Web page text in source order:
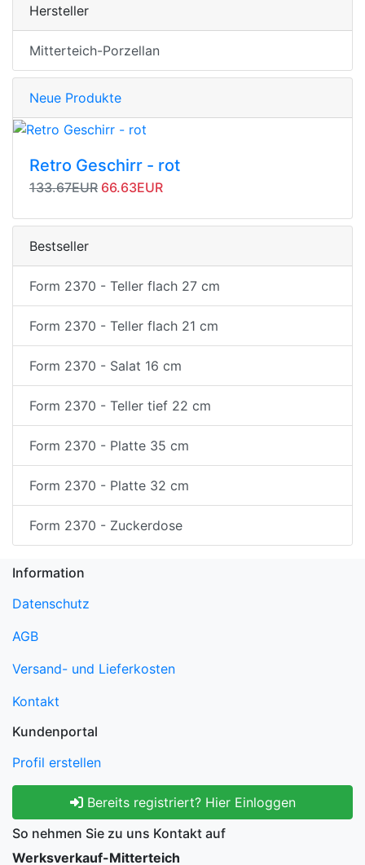
Hersteller
Mitterteich-Porzellan
Neue Produkte
Retro Geschirr - rot
Originalpreis
133.67EUR Angebotspreis
66.63EUR
Bestseller
Form 2370 - Teller flach 27 cm
Form 2370 - Teller flach 21 cm
Form 2370 - Salat 16 cm
Form 2370 - Teller tief 22 cm
Form 2370 - Platte 35 cm
Form 2370 - Platte 32 cm
Form 2370 - Zuckerdose
Information
Datenschutz
AGB
Versand- und Lieferkosten
Kontakt
Kundenportal
Profil erstellen
Bereits registriert? Hier Einloggen
So nehmen Sie zu uns Kontakt auf
Werksverkauf-Mitterteich